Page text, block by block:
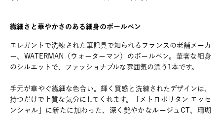
繊細さと華やかさのある細身のボールペン
エレガントで洗練された筆記具で知られるフランスの老舗メーカ
ー、WATERMAN（ウォーターマン）のボールペン。華奢な細身
のシルエットで、ファッショナブルな雰囲気の漂う1本です。
手元が華やぐ繊細な色合い。輝く質感と洗練されたデザインは、
持つだけで上質な気分にしてくれます。「メトロポリタン エッセ
ンシャル」に新たに加わった、深く艶やかなルージュCT、珊瑚